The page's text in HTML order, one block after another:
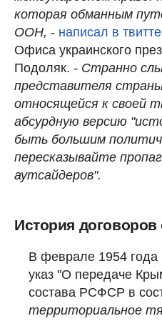
которая обманным
ООН, - написал в
Офиса украинского
Подоляк. - Странно
представителя
относящейся к своей
абсурдную версию
быть большим
пересказывайте
аутсайдеров".
История
В феврале 1954
указ "О передаче
состава РСФСР в
территориальное